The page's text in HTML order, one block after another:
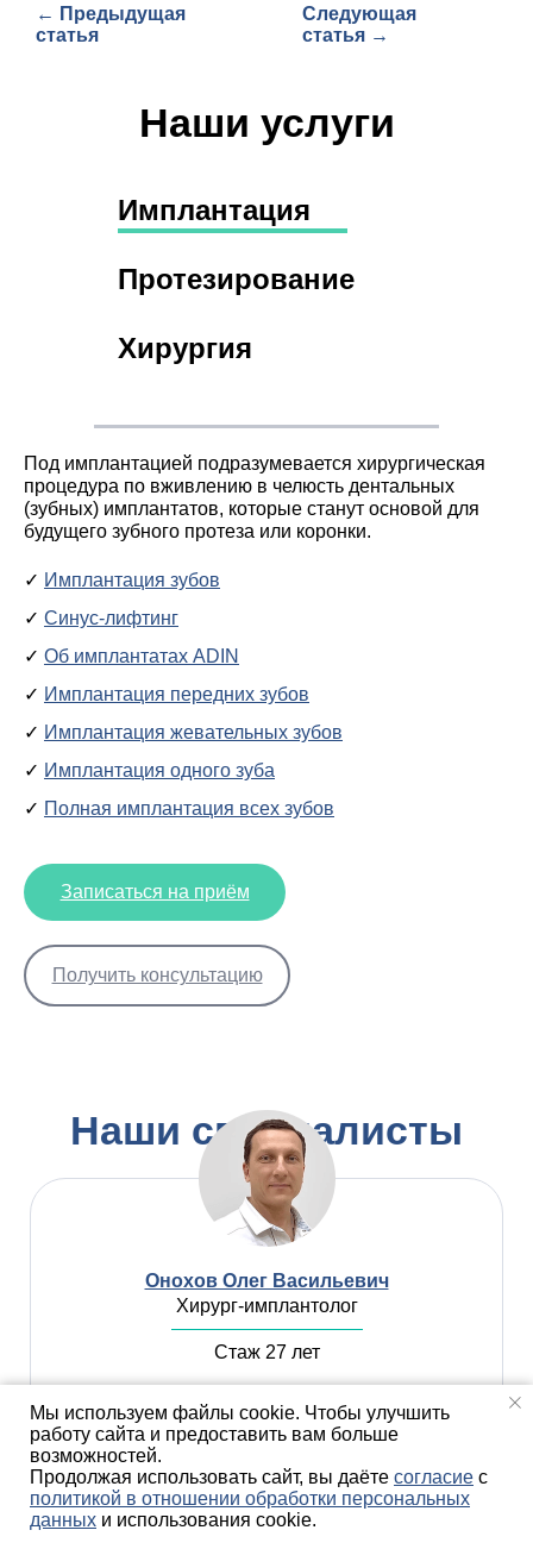
← Предыдущая
статья
Следующая
статья →
Наши услуги
Имплантация
Протезирование
Хирургия
Под имплантацией подразумевается хирургическая
процедура по вживлению в челюсть дентальных
(зубных) имплантатов, которые станут основой для
будущего зубного протеза или коронки.
Имплантация зубов
Синус-лифтинг
Об имплантатах ADIN
Имплантация передних зубов
Имплантация жевательных зубов
Имплантация одного зуба
Полная имплантация всех зубов
Записаться на приём
Получить консультацию
Наши специалисты
Онохов Олег Васильевич
Хирург-имплантолог
Стаж 27 лет
Подробнее
Мы используем файлы cookie. Чтобы улучшить
работу сайта и предоставить вам больше
возможностей.
Продолжая использовать сайт, вы даёте согласие с
политикой в отношении обработки персональных
данных и использования cookie.